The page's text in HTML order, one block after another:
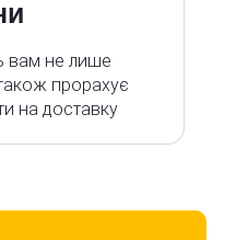
вам не лише
прорахує
на доставку